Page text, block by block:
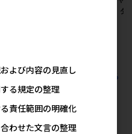
菜入り
サンライズの人気商品を見る
よび内容の見直し
る規定の整理
責任範囲の明確化
わせた文言の整理